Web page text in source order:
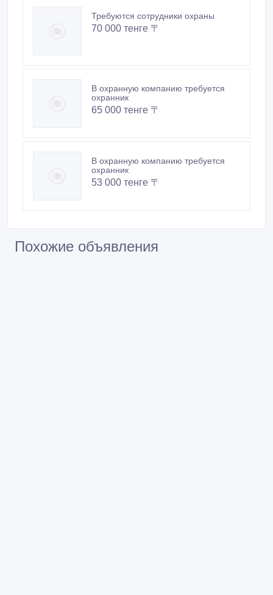
Требуются сотрудники охраны
70 000 тенге 〒
В охранную компанию требуется
охранник
65 000 тенге 〒
В охранную компанию требуется
охранник
53 000 тенге 〒
Похожие объявления